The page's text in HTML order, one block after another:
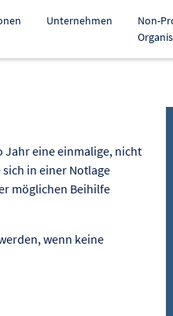
Unternehmen
Non-
kopieren
Jahr eine einmalige, nicht
in einer Notlage
möglichen Beihilfe
wenn keine